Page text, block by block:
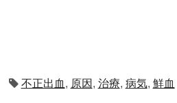
不正出血 , 原因 , 治療, 病気, 鮮血